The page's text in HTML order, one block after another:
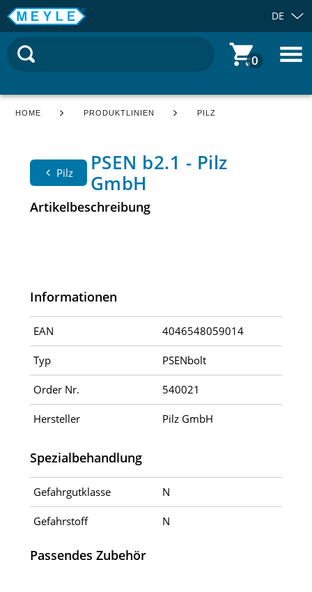
DE
0
HOME PRODUKTLINIEN PILZ
Pilz
PSEN b2.1 - Pilz
GmbH
Artikelbeschreibung
Informationen
EAN 4046548059014
Typ PSENbolt
Order Nr. 540021
Hersteller Pilz GmbH
Spezialbehandlung
Gefahrgutklasse N
Gefahrstoff N
Passendes Zubehör